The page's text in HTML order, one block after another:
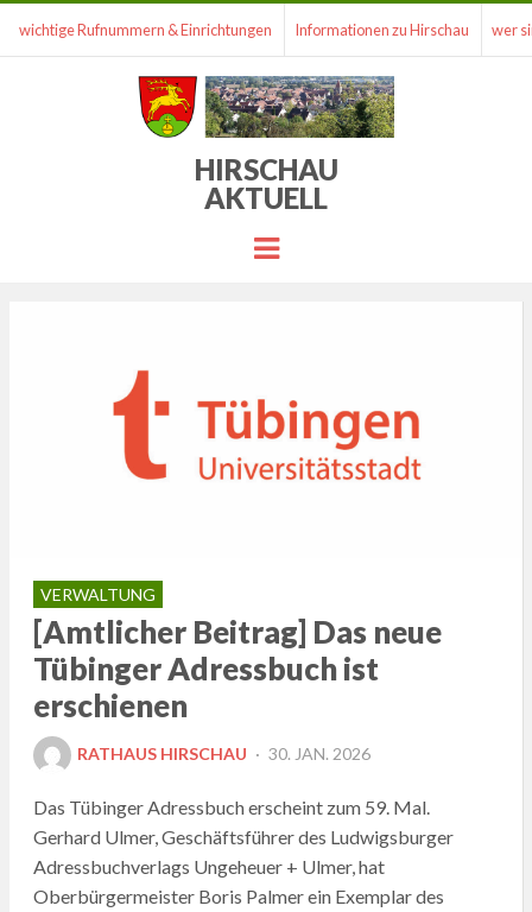
wichtige Rufnummern & Einrichtungen Informationen zu Hirschau wer
HIRSCHAU
AKTUELL
Menu
VERWALTUNG
[Amtlicher Beitrag] Das neue
Tübinger Adressbuch ist
erschienen
RATHAUS HIRSCHAU
POSTED
30. JAN. 2026
Das Tübinger Adressbuch erscheint zum 59. Mal.
Gerhard Ulmer, Geschäftsführer des Ludwigsburger
Adressbuchverlags Ungeheuer + Ulmer, hat
Oberbürgermeister Boris Palmer ein Exemplar des